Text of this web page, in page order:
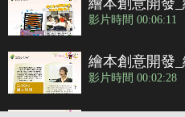
繪本創意開發
影片時間 00:06:11
繪本創意開發
影片時間 00:02:28